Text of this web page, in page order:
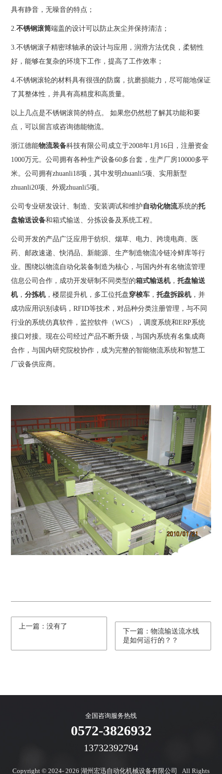
具有静音，无噪音的特点；
2.不锈钢滚筒端盖的设计可以防止灰尘并保持清洁；
3.不锈钢滚子精密球轴承的设计与应用，润滑方法优良，柔韧性
好，能够在复杂的环境下工作，提高了工作效率；
4.不锈钢滚轮的材料具有很强的防腐，抗磨损能力，尽可能地保证
了其整体性，并具有高精度和高质量。
以上几点是不锈钢滚筒的特点。 如果您仍然想了解其功能和要
点，可以留言或咨询德能物流。
浙江德能物流装备科技有限公司成立于2008年1月16日，注册资金
1000万元。公司拥有各种生产设备60多台套，生产厂房10000多平
米。公司拥有zhuanli18项，其中发明zhuanli5项、实用新型
zhuanli20项、外观zhuanli5项。
公司专业研发设计、制造、安装调试和维护 自动化物流系统的托
盘输送设备和箱式输送、分拣设备及系统工程。
公司开发的产品广泛应用于纺织、烟草、电力、跨境电商、医
药、邮政速递、快消品、新能源、生产制造物流冷链冷鲜库等行
业。围绕以物流自动化装备制造为核心，与国内外有名物流管理
信息公司合作，成功开发研制不同类型的箱式输送机，托盘输送
机，分拣机，楼层提升机，多工位托盘穿梭车 ，托盘拆跺机，并
成功应用识别读码，RFID等技术，对品种分类注册管理，与不同
行业的系统仿真软件，监控软件（WCS），调度系统和ERP系统
接口对接。现在公司经过产品不断升级，与国内系统有名集成商
合作，与国内研究院校协作，成为完整的智能物流系统和智慧工
厂设备供应商。
上一篇：没有了
下一篇：物流输送流水线
是如何运行的？？
全国咨询服务热线
0572-3826932
13732392794
Copyright © 2024- 2026 湖州宏迅自动化机械设备有限公司 All Rights